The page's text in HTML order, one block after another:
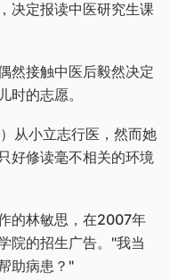
决定报读中医研究生课
然接触中医后毅然决定
时的志愿。
从小立志行医，然而她
好修读毫不相关的环境
的林敏思，在2007年
院的招生广告。"我当
助病患？"